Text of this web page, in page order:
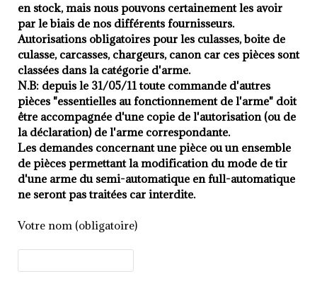
en stock, mais nous pouvons certainement les avoir
par le biais de nos différents fournisseurs.
Autorisations obligatoires pour les culasses, boite de
culasse, carcasses, chargeurs, canon car ces pièces sont
classées dans la catégorie d'arme.
N.B: depuis le 31/05/11 toute commande d'autres
pièces "essentielles au fonctionnement de l'arme" doit
être accompagnée d'une copie de l'autorisation (ou de
la déclaration) de l'arme correspondante.
Les demandes concernant une pièce ou un ensemble
de pièces permettant la modification du mode de tir
d'une arme du semi-automatique en full-automatique
ne seront pas traitées car interdite.
Votre nom (obligatoire)